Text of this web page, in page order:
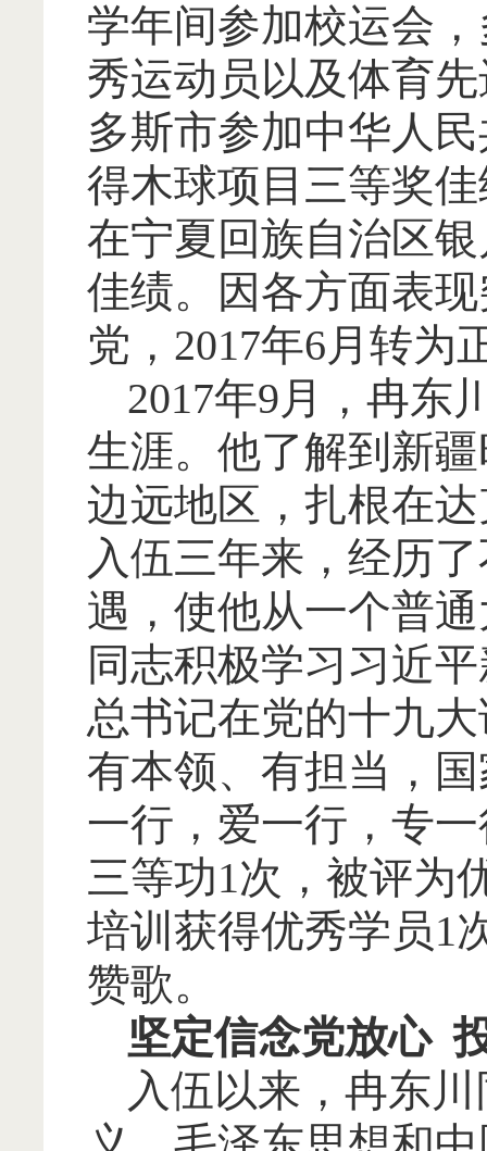
学年间参加校运会
秀运动员以及体育
多斯市参加中华人
得木球项目三等奖
在宁夏回族自治区
佳绩。因各方面表
党，2017年6月转为
2017年9月，冉东
生涯。他了解到新
边远地区，扎根在
入伍三年来，经历
遇，使他从一个普
同志积极学习习近
总书记在党的十九
有本领、有担当，
一行，爱一行，专
三等功1次，被评为
培训获得优秀学员1
赞歌。
坚定信念党放心
入伍以来，冉东